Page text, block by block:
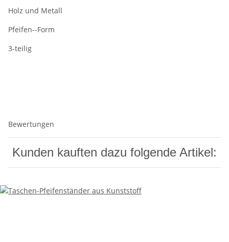
Holz und Metall
Pfeifen--Form
3-teilig
Bewertungen
Kunden kauften dazu folgende Artikel: